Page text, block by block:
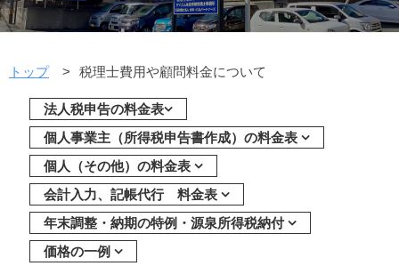
トップ 税理士費用や顧問料金について
法人税申告の料金表
個人事業主（所得税申告書作成）の料金表
個人（その他）の料金表
会計入力、記帳代行 料金表
年末調整・納期の特例・源泉所得税納付
価格の一例